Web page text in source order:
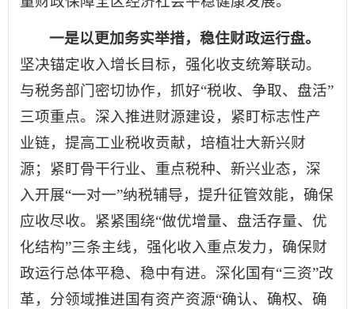
一是以更加务实举措，稳住财政运行盘。
坚决锚定收入增长目标，强化收支统筹联动。
与税务部门密切协作，抓好“税收、争取、盘活”
三项重点。深入推进财源建设，紧盯标志性产
业链，提高工业税收贡献，培植壮大新兴财
源；紧盯骨干行业、重点税种、新兴业态，深
入开展“一对一”纳税辅导，提升征管效能，确保
应收尽收。紧紧围绕“做优增量、盘活存量、优
化结构”三条主线，强化收入重点发力，确保财
政运行总体平稳、稳中有进。深化国有“三资”改
革，分领域推进国有资产资源“确认、确权、确